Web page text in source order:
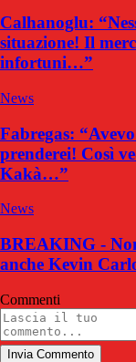
Calhanoglu:
situazione! Il
infortuni…”
News
Fabregas:
prenderei! Così
Kakà…”
News
BREAKING -
anche Kevin
Commenti
Invia Commento